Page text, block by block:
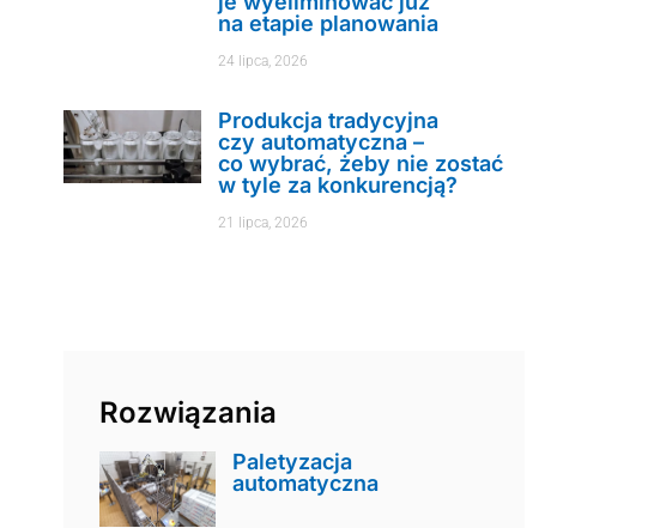
na etapie planowania
24 lipca, 2026
Produkcja tradycyjna
czy automatyczna –
co wybrać, żeby nie zostać
w tyle za konkurencją?
21 lipca, 2026
Rozwiązania
Paletyzacja
automatyczna